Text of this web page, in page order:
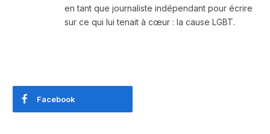
en tant que journaliste indépendant pour écrire
sur ce qui lui tenait à cœur : la cause LGBT.
Facebook